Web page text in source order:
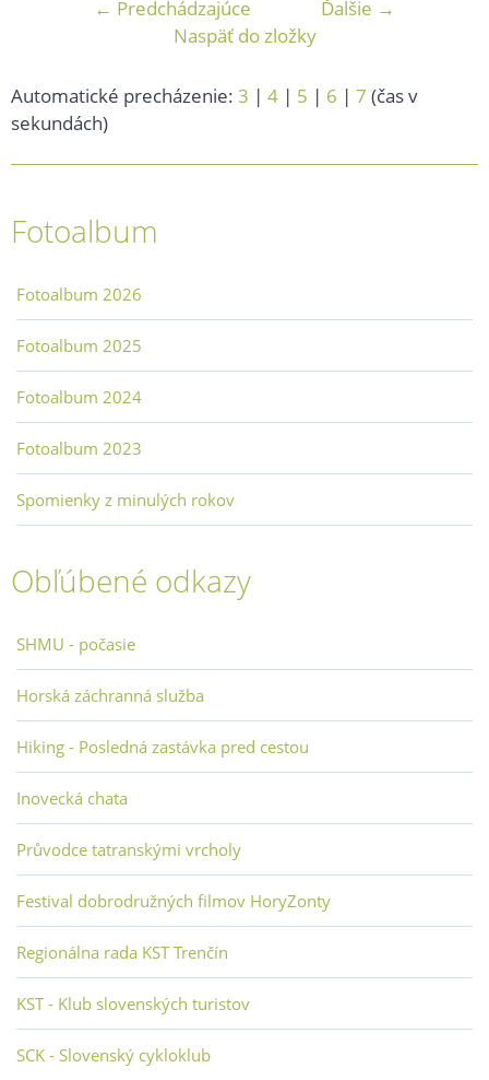
← Predchádzajúce
Ďalšie →
Naspäť do zložky
Automatické precházenie: 3 | 4 | 5 | 6 | 7 (čas v
sekundách)
Fotoalbum
Fotoalbum 2026
Fotoalbum 2025
Fotoalbum 2024
Fotoalbum 2023
Spomienky z minulých rokov
Obľúbené odkazy
SHMU - počasie
Horská záchranná služba
Hiking - Posledná zastávka pred cestou
Inovecká chata
Průvodce tatranskými vrcholy
Festival dobrodružných filmov HoryZonty
Regionálna rada KST Trenčín
KST - Klub slovenských turistov
SCK - Slovenský cykloklub